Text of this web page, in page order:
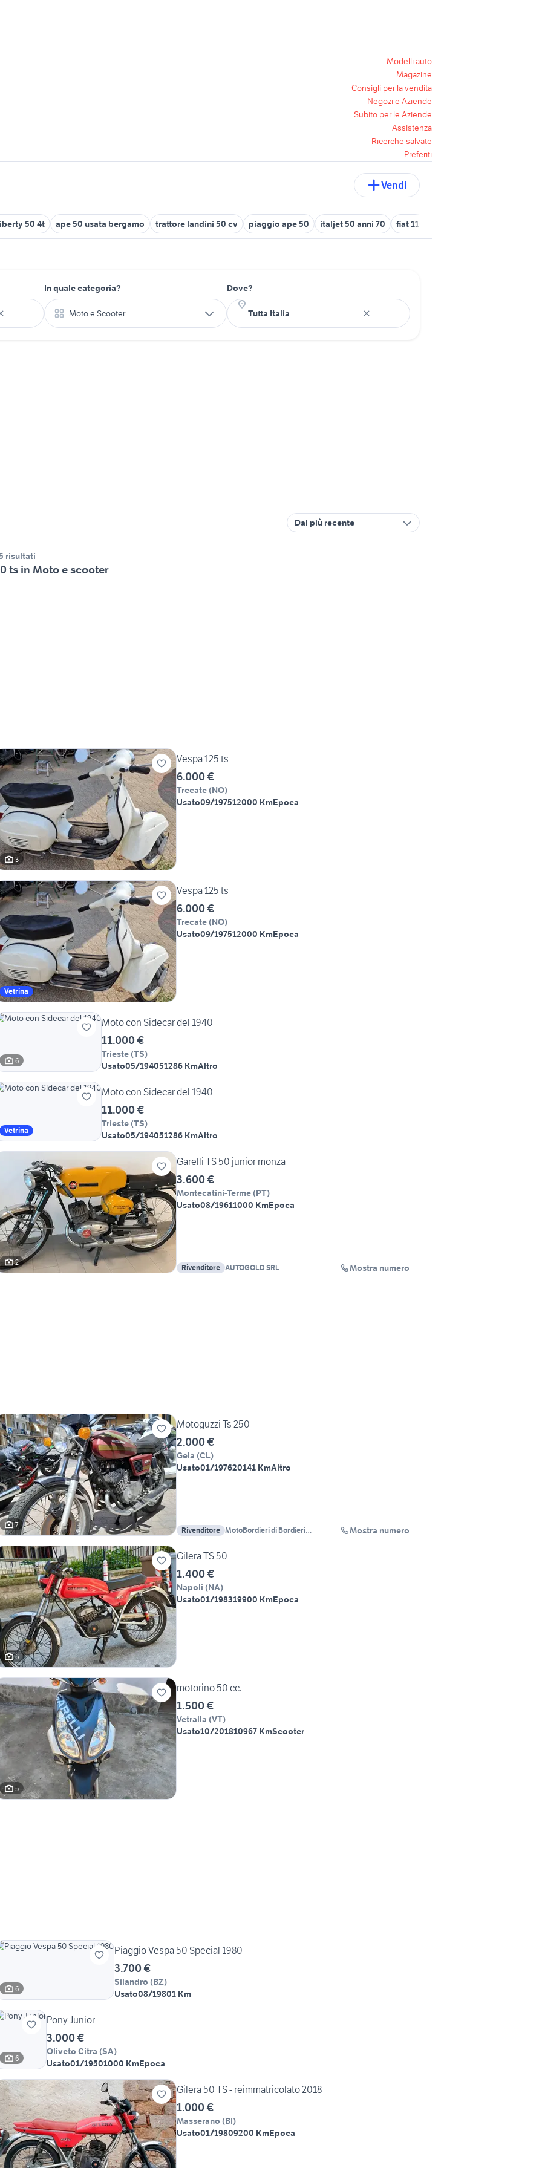
Modelli auto
Magazine
Consigli per la vendita
Negozi e Aziende
Subito per le Aziende
Assistenza
Ricerche salvate
Preferiti
Vendi
50 4t ape 50 usata bergamo trattore landini 50 cv piaggio ape 50 italjet 50 anni 70 fiat 1100 anni 50
In quale categoria?
Moto e Scooter
Dove?
Dal più recente
risultati
ts in Moto e scooter
3
Vespa 125 ts
6.000 €
Trecate (NO)
Usato09/197512000 KmEpoca
Vetrina
Vespa 125 ts
6.000 €
Trecate (NO)
Usato09/197512000 KmEpoca
6
Moto con Sidecar del 1940
11.000 €
Trieste (TS)
Usato05/194051286 KmAltro
Vetrina
Moto con Sidecar del 1940
11.000 €
Trieste (TS)
Usato05/194051286 KmAltro
2
Garelli TS 50 junior monza
3.600 €
Montecatini-Terme (PT)
Usato08/19611000 KmEpoca
Rivenditore AUTOGOLD SRL Mostra numero
7
Motoguzzi Ts 250
2.000 €
Gela (CL)
Usato01/197620141 KmAltro
Rivenditore MotoBordieri di Bordieri
Mostra numero
6
Gilera TS 50
1.400 €
Napoli (NA)
Usato01/198319900 KmEpoca
5
motorino 50 cc.
1.500 €
Vetralla (VT)
Usato10/201810967 KmScooter
6
Piaggio Vespa 50 Special 1980
3.700 €
Silandro (BZ)
Usato08/19801 Km
6
Pony Junior
3.000 €
Oliveto Citra (SA)
Usato01/19501000 KmEpoca
Gilera 50 TS - reimmatricolato 2018
1.000 €
Masserano (BI)
Usato01/19809200 KmEpoca